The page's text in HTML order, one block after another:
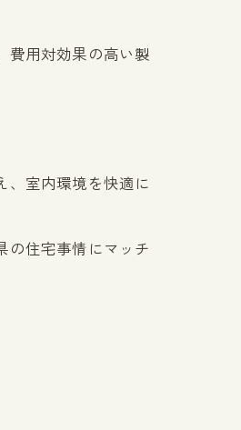
費用対効果の高い製
、室内環境を快適に
の住宅事情にマッチ